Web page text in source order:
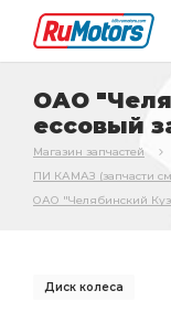
ОАО
ессовый
Магазин запчастей
ПИ КАМАЗ (запчасти
ОАО "Челябинский
Диск колеса